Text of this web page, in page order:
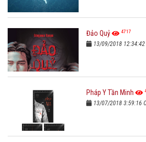
Đảo Quỷ 4717
13/09/2018 12:34:42
Pháp Y Tần Minh
13/07/2018 3:59:16